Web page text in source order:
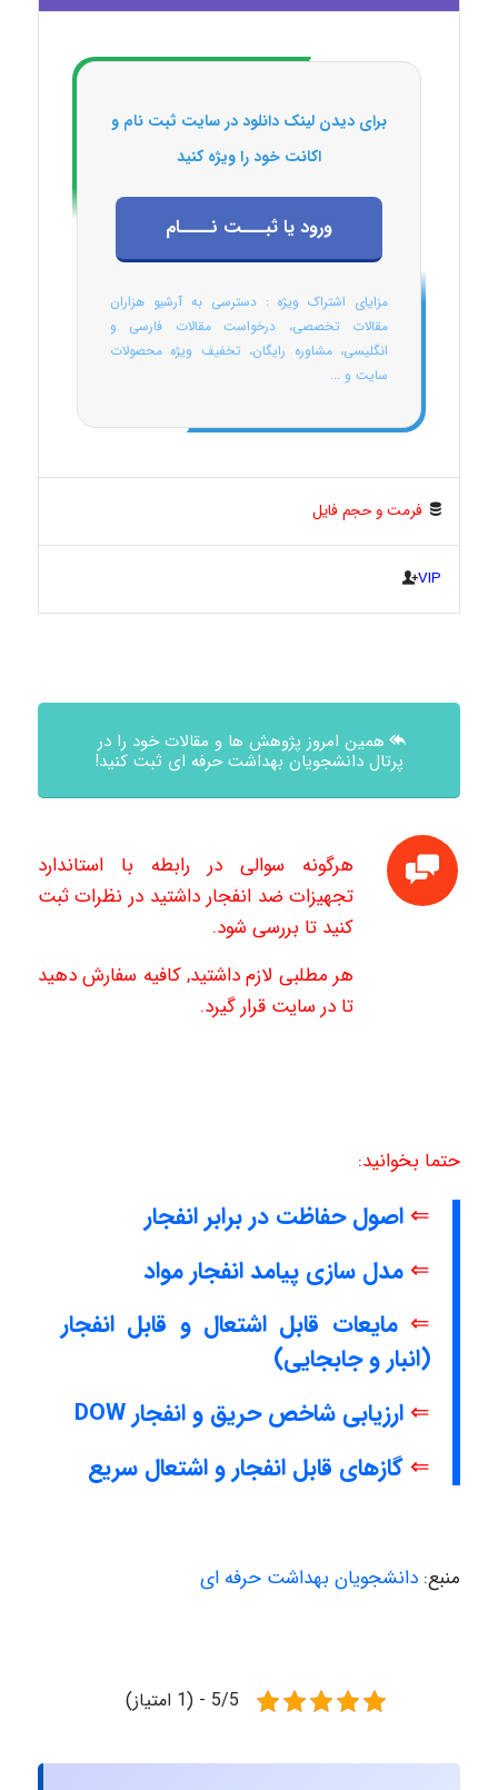
برای دیدن لینک دانلود در سایت ثبت نام و
اکانت خود را ویژه کنید
ورود یا ثبـــت نــــام
مزایای اشتراک ویژه : دسترسی به آرشیو هزاران
مقالات تخصصی، درخواست مقالات فارسی و
انگلیسی، مشاوره رایگان، تخفیف ویژه محصولات
سایت و ...
فرمت و حجم فایل
VIP
همین امروز پژوهش ها و مقالات خود را در
پرتال دانشجویان بهداشت حرفه ای ثبت کنید!
هرگونه سوالی در رابطه با استاندارد
تجهیزات ضد انفجار داشتید در نظرات ثبت
کنید تا بررسی شود.
هر مطلبی لازم داشتید, کافیه سفارش دهید
تا در سایت قرار گیرد.
حتما بخوانید:
⇐ اصول حفاظت در برابر انفجار
⇐ مدل سازی پیامد انفجار مواد
⇐مایعات قابل اشتعال و قابل انفجار
(انبار و جابجایی)
⇐ ارزیابی شاخص حریق و انفجار DOW
⇐ گازهای قابل انفجار و اشتعال سریع
منبع: دانشجویان بهداشت حرفه ای
5/5 - (1 امتیاز)